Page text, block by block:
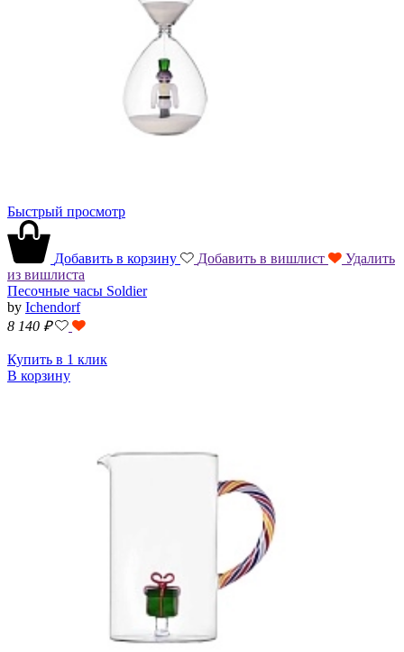
Быстрый просмотр
Добавить в корзину Добавить в вишлист
Удалить
из вишлиста
Песочные часы Soldier
by Ichendorf
8 140 ₽
Купить в 1 клик
В корзину